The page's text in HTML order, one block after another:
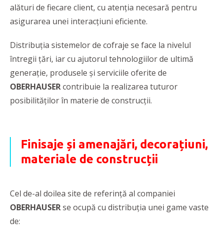
alături de fiecare client, cu atenția necesară pentru
asigurarea unei interacțiuni eficiente.
Distribuția sistemelor de cofraje se face la nivelul
întregii țări, iar cu ajutorul tehnologiilor de ultimă
generație, produsele și serviciile oferite de
OBERHAUSERcontribuie la realizarea tuturor
posibilităților în materie de construcții.
Finisaje și amenajări, decorațiuni,
materiale de construcții
Cel de-al doilea site de referință al companiei
OBERHAUSERse ocupă cu distribuția unei game vaste
de: